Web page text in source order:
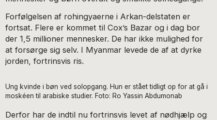
Forfølgelsen af rohingyaerne i Arkan-delstaten er
fortsat. Flere er kommet til Cox’s Bazar og i dag bor
der 1,5 millioner mennesker. De har ikke mulighed for
at forsørge sig selv. I Myanmar levede de af at dyrke
jorden, fortrinsvis ris.
Ung kvinde i bøn ved solopgang. Hun er stået tidligt op for at gå i
moskéen til arabiske studier. Foto: Ro Yassin Abdumonab
Derfor har de indtil nu fortrinsvis levet af nødhjælp og